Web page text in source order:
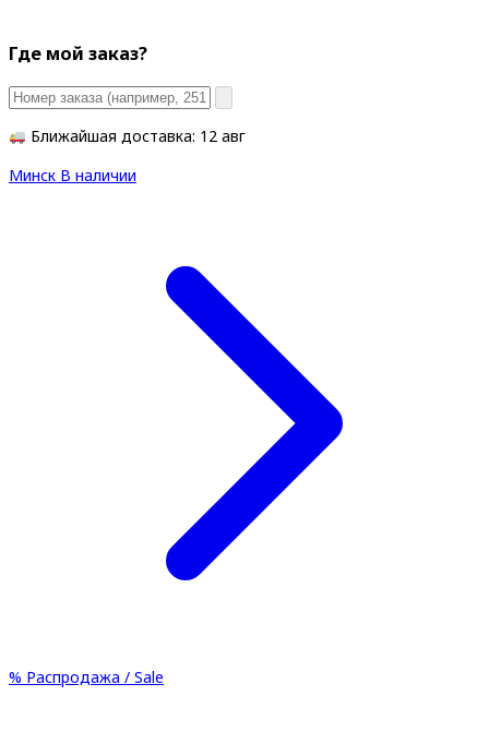
Где мой заказ?
Ближайшая доставка: 12 авг
Минск В наличии
% Распродажа / Sale